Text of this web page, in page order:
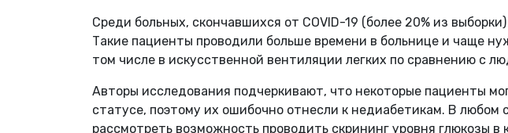
Среди больных, скончавшихся от COVID-19 (более 20% из
Такие пациенты проводили больше времени в больнице и чаще
том числе в искусственной вентиляции легких по сравнению с
Авторы исследования подчеркивают, что некоторые пациенты
статусе, поэтому их ошибочно отнесли к недиабетикам. В любом
рассмотреть возможность проводить скрининг уровня глюкозы в